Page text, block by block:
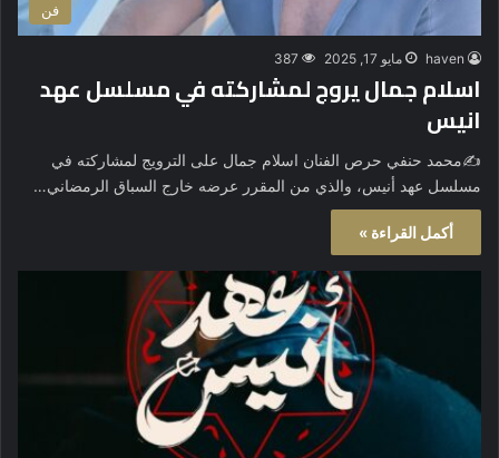
فن
haven مايو 17, 2025 387
اسلام جمال يروج لمشاركته في مسلسل عهد
انيس
✍️محمد حنفي حرص الفنان اسلام جمال على الترويج لمشاركته في
مسلسل عهد أنيس، والذي من المقرر عرضه خارج السباق الرمضاني…
أكمل القراءة »